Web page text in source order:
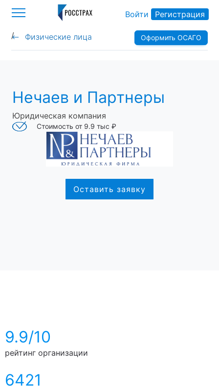
Войти Регистрация
/ Физические лица
> Оформить ОСАГО
Нечаев и Партнеры
Юридическая компания
Стоимость от 9.9 тыс ₽
Оставить заявку
9.9/10
рейтинг организации
6421